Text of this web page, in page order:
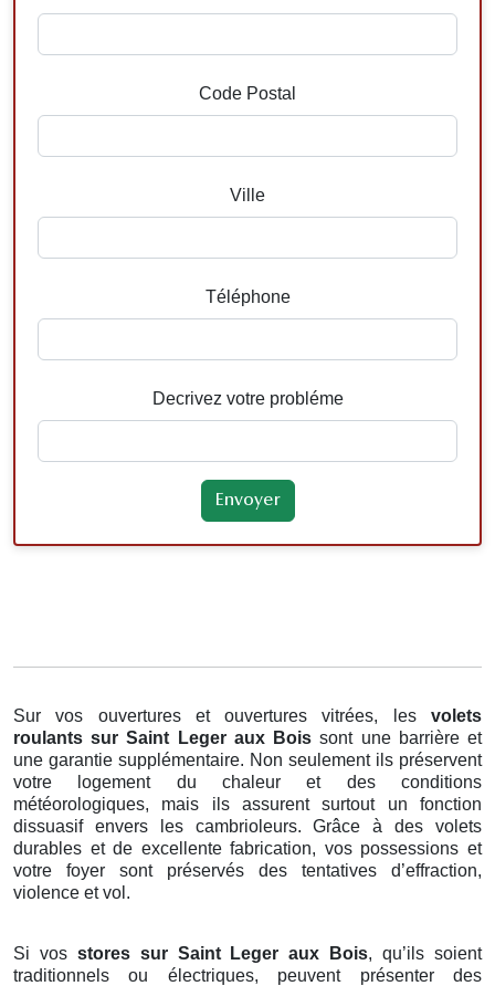
Code Postal
Ville
Téléphone
Decrivez votre probléme
Sur vos ouvertures et ouvertures vitrées, les volets
roulants sur Saint Leger aux Boissont une barrière et
une garantie supplémentaire. Non seulement ils préservent
votre logement du chaleur et des conditions
météorologiques, mais ils assurent surtout un fonction
dissuasif envers les cambrioleurs. Grâce à des volets
durables et de excellente fabrication, vos possessions et
votre foyer sont préservés des tentatives d’effraction,
violence et vol.
Si vos stores sur Saint Leger aux Bois, qu’ils soient
traditionnels ou électriques, peuvent présenter des